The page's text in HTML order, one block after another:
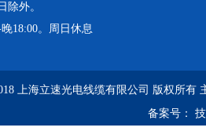
除外。
18:00。周日休息
上海立速光电线缆有限公司 版权所有
备案号：